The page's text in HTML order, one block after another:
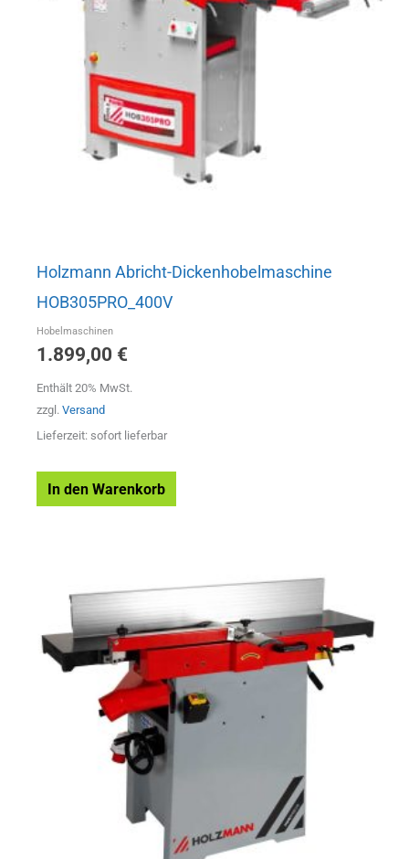
Holzmann Abricht-Dickenhobelmaschine
HOB305PRO_400V
Hobelmaschinen
1.899,00 €
Enthält 20% MwSt.
zzgl. Versand
Lieferzeit: sofort lieferbar
In den Warenkorb